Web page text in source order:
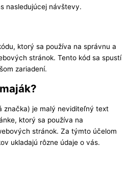
nasledujúcej návštevy.
ktorý sa používa na správnu a
stránok. Tento kód sa spustí
zariadení.
značka) je malý neviditeľný text
ktorý sa používa na
stránok. Za týmto účelom
ukladajú rôzne údaje o vás.